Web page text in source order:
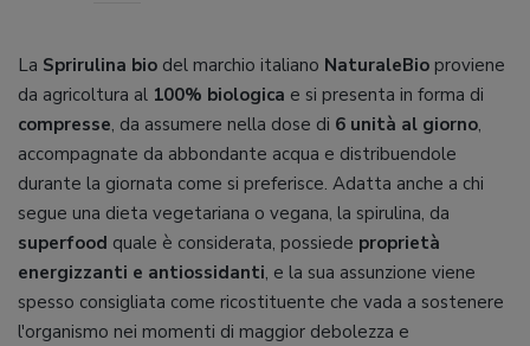
La Sprirulina bio del marchio italiano NaturaleBio proviene
da agricoltura al 100% biologica e si presenta in forma di
compresse, da assumere nella dose di 6 unità al giorno,
accompagnate da abbondante acqua e distribuendole
durante la giornata come si preferisce. Adatta anche a chi
segue una dieta vegetariana o vegana, la spirulina, da
superfood quale è considerata, possiede proprietà
energizzanti e antiossidanti, e la sua assunzione viene
spesso consigliata come ricostituente che vada a sostenere
l'organismo nei momenti di maggior debolezza e